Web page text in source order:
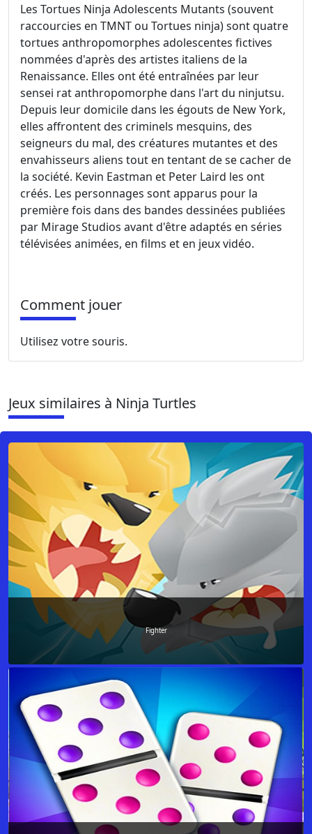
Les Tortues Ninja Adolescents Mutants (souvent
raccourcies en TMNT ou Tortues ninja) sont quatre
tortues anthropomorphes adolescentes fictives
nommées d'après des artistes italiens de la
Renaissance. Elles ont été entraînées par leur
sensei rat anthropomorphe dans l'art du ninjutsu.
Depuis leur domicile dans les égouts de New York,
elles affrontent des criminels mesquins, des
seigneurs du mal, des créatures mutantes et des
envahisseurs aliens tout en tentant de se cacher de
la société. Kevin Eastman et Peter Laird les ont
créés. Les personnages sont apparus pour la
première fois dans des bandes dessinées publiées
par Mirage Studios avant d'être adaptés en séries
télévisées animées, en films et en jeux vidéo.
Comment jouer
Utilisez votre souris.
Jeux similaires à Ninja Turtles
Fighter